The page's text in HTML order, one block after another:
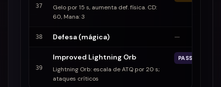
37
Gelo por 15 s, aumenta def. física. CD:
60, Mana: 3
38 Defesa (mágica) —
39
Improved Lightning Orb
Lightning Orb: escala de ATQ por 20 s;
ataques críticos
PASSIVO